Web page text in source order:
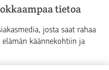
tietoa
josta saat rahaa
käännekohtiin ja